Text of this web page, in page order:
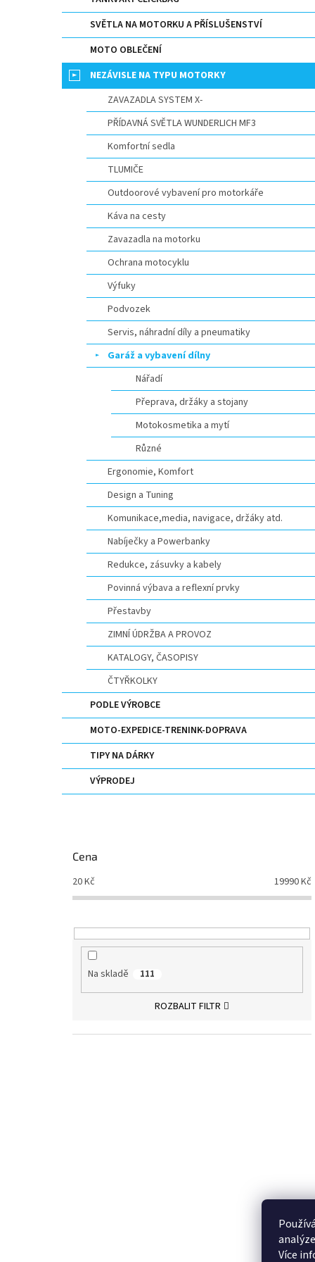
Více
SVĚTLA NA MOTORKU A PŘÍSLUŠENSTVÍ
MOTO OBLEČENÍ
NEZÁVISLE NA TYPU MOTORKY
ZAVAZADLA SYSTEM X-
PŘÍDAVNÁ SVĚTLA WUNDERLICH MF3
Komfortní sedla
TLUMIČE
Outdoorové vybavení pro motorkáře
Káva na cesty
Zavazadla na motorku
Ochrana motocyklu
Výfuky
Podvozek
Servis, náhradní díly a pneumatiky
Garáž a vybavení dílny
Nářadí
Přeprava, držáky a stojany
Motokosmetika a mytí
Různé
Ergonomie, Komfort
Design a Tuning
Komunikace,media, navigace, držáky atd.
Nabíječky a Powerbanky
Redukce, zásuvky a kabely
Povinná výbava a reflexní prvky
Přestavby
ZIMNÍ ÚDRŽBA A PROVOZ
KATALOGY, ČASOPISY
ČTYŘKOLKY
PODLE VÝROBCE
MOTO-EXPEDICE-TRENINK-DOPRAVA
TIPY NA DÁRKY
VÝPRODEJ
Cena
20Kč 19990Kč
Na skladě 111
ROZBALIT FILTR